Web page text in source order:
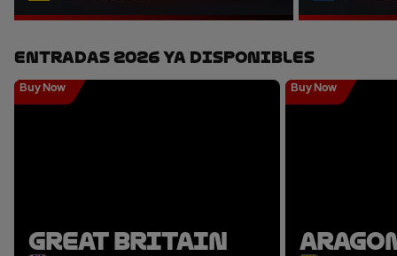
Entradas 2026 Ya Disponibles
Buy Now
GREAT BRITAIN
Buy Now